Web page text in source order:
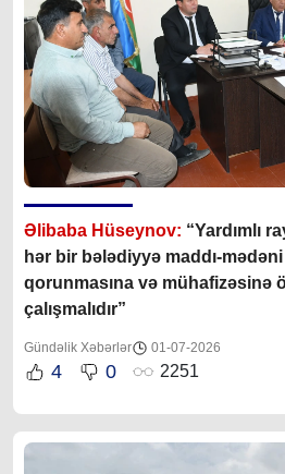
Əlibaba Hüseynov: “Yardımlı
hər bir bələdiyyə maddı-
qorunmasına və mühafizəsinə
çalışmalıdır”
Gündəlik Xəbərlər 01-07-2026
4 0 2251